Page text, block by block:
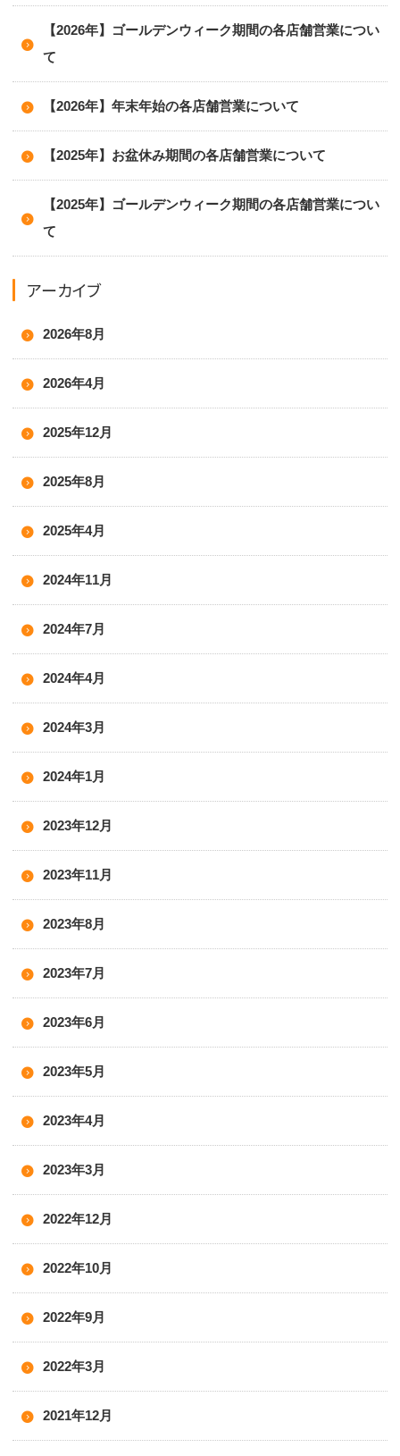
【2026年】ゴールデンウィーク期間の各店舗営業につい
て
【2026年】年末年始の各店舗営業について
【2025年】お盆休み期間の各店舗営業について
【2025年】ゴールデンウィーク期間の各店舗営業につい
て
アーカイブ
2026年8月
2026年4月
2025年12月
2025年8月
2025年4月
2024年11月
2024年7月
2024年4月
2024年3月
2024年1月
2023年12月
2023年11月
2023年8月
2023年7月
2023年6月
2023年5月
2023年4月
2023年3月
2022年12月
2022年10月
2022年9月
2022年3月
2021年12月